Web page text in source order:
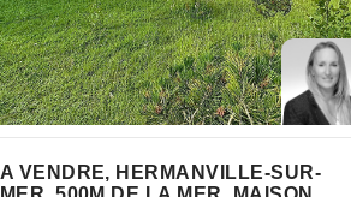
A VENDRE, HERMANVILLE-SUR-